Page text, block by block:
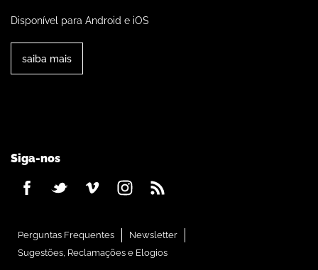
Disponível para Android e iOS
saiba mais
Siga-nos
Perguntas Frequentes
Newsletter
Sugestões, Reclamações e Elogios